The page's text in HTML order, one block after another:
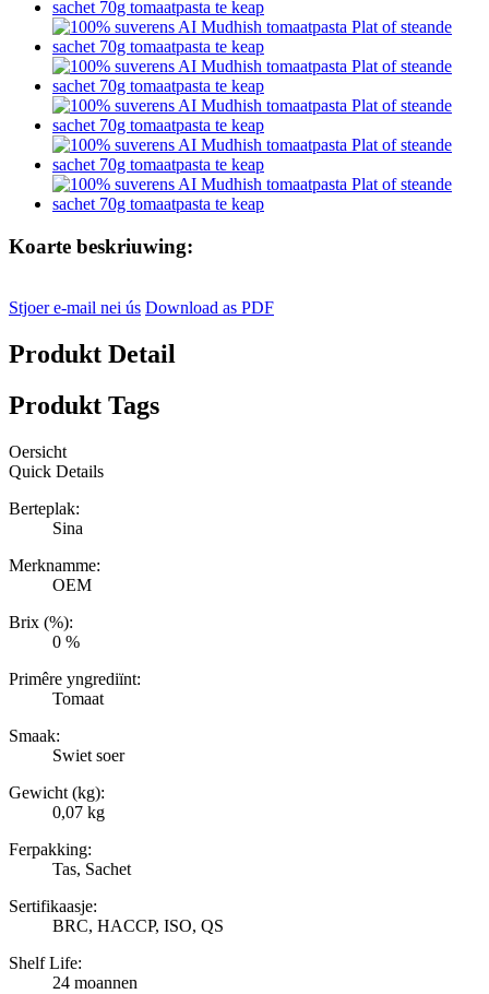
Koarte beskriuwing:
Stjoer e-mail nei ús Download as PDF
Produkt Detail
Produkt Tags
Oersicht
Quick Details
Berteplak:
Sina
Merknamme:
OEM
Brix (%):
0 %
Primêre yngrediïnt:
Tomaat
Smaak:
Swiet soer
Gewicht (kg):
0,07 kg
Ferpakking:
Tas, Sachet
Sertifikaasje:
BRC, HACCP, ISO, QS
Shelf Life:
24 moannen